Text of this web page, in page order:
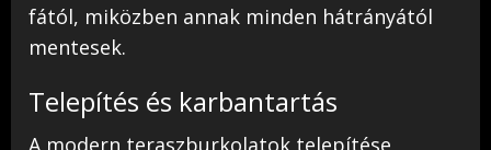
fától, miközben annak minden hátrányától
mentesek.
Telepítés és karbantartás
A modern teraszburkolatok telepítése